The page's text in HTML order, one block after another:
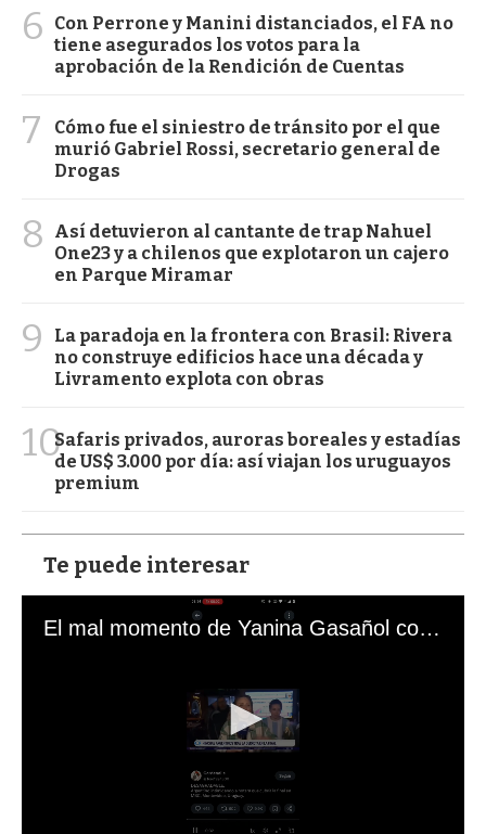
6
Con Perrone y Manini distanciados, el FA no
tiene asegurados los votos para la
aprobación de la Rendición de Cuentas
7
Cómo fue el siniestro de tránsito por el que
murió Gabriel Rossi, secretario general de
Drogas
8
Así detuvieron al cantante de trap Nahuel
One23 y a chilenos que explotaron un cajero
en Parque Miramar
9
La paradoja en la frontera con Brasil: Rivera
no construye edificios hace una década y
Livramento explota con obras
10Safaris privados, auroras boreales y estadías
de US$ 3.000 por día: así viajan los uruguayos
premium
Te puede interesar
El mal momento de Yanina Gasañol con un hincha argentino en "Subrayado"